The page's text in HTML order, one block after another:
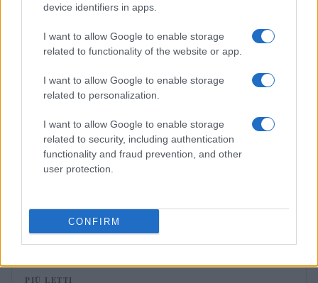
device identifiers in apps.
I want to allow Google to enable storage
related to functionality of the website or app.
I want to allow Google to enable storage
related to personalization.
I want to allow Google to enable storage
related to security, including authentication
functionality and fraud prevention, and other
user protection.
CONFIRM
rialzo
Edoardo Vitali · 6 Ago 2026
PIÙ LETTI